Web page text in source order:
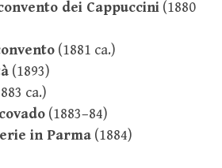
dei Cappuccini (1880
(1881 ca.)
(1893)
ca.)
(1883–84)
in Parma (1884)